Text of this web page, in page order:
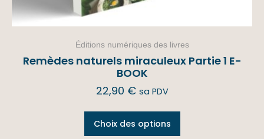
Éditions numériques des livres
Remèdes naturels miraculeux Partie 1 E-
BOOK
22,90 € sa PDV
Choix des options